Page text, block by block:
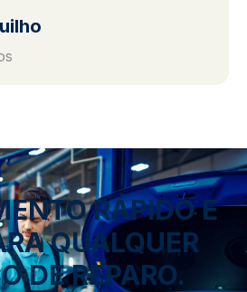
RÁPIDO E
QUALQUER
DE REPARO.